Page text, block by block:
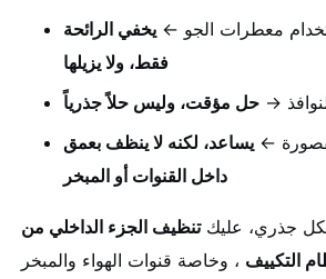
معطرات الجو ←يخفي الرائحة
فقط، ولا يزيلها
→حل مؤقت، وليس حلاً جذرياً
←يساعد، لكنه لا ينظف بعمق
داخل القنوات أو المبخر
جذري، عليكتنظيف الجزء الداخلي من
التكييف